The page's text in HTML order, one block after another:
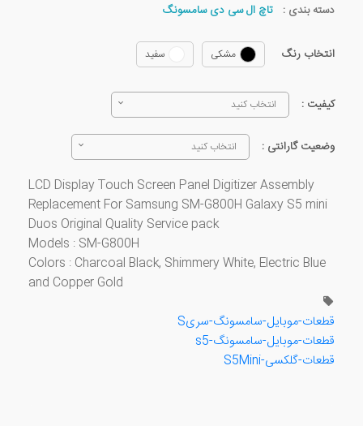
دسته بندی : تاچ ال سی دی سامسونگ
انتخاب رنگ مشکی سفید
کیفیت : انتخاب کنید
وضعیت گارانتی : انتخاب کنید
LCD Display Touch Screen Panel Digitizer Assembly
Replacement For Samsung SM-G800H Galaxy S5 mini
Duos Original Quality Service pack
​Models : SM-G800H
​ Colors : Charcoal Black, Shimmery White, Electric Blue
and Copper Gold
قطعات-موبایل-سامسونگ-سریS
قطعات-موبایل-سامسونگ-s5
قطعات-گلکسی-S5Mini